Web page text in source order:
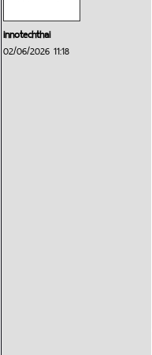
innotechthai
02/06/2026 11:18